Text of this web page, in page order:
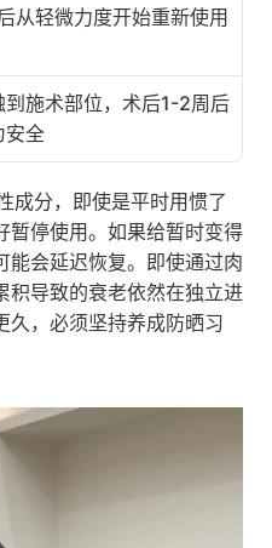
从轻微力度开始重新使用
到施术部位，术后1-2周后
安全
成分，即使是平时用惯了
暂停使用。如果给暂时变得
能会延迟恢复。即使通过肉
积导致的衰老依然在独立进
久，必须坚持养成防晒习